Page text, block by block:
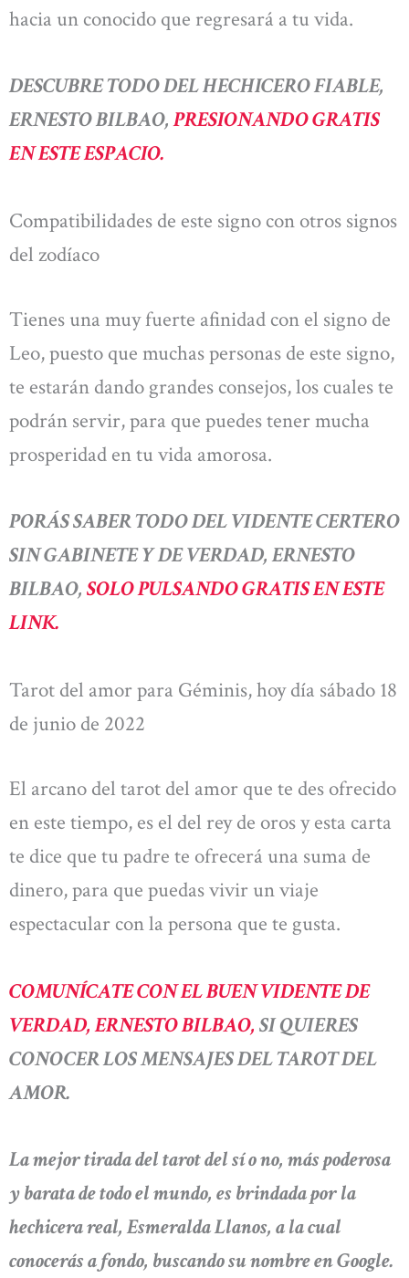
hacia un conocido que regresará a tu vida.
DESCUBRE TODO DEL HECHICERO FIABLE,
ERNESTO BILBAO,PRESIONANDO GRATIS
EN ESTE ESPACIO.
Compatibilidades de este signo con otros signos
del zodíaco
Tienes una muy fuerte afinidad con el signo de
Leo, puesto que muchas personas de este signo,
te estarán dando grandes consejos, los cuales te
podrán servir, para que puedes tener mucha
prosperidad en tu vida amorosa.
PORÁS SABER TODO DEL VIDENTE CERTERO
SIN GABINETE Y DE VERDAD, ERNESTO
BILBAO, SOLO PULSANDO GRATIS EN ESTE
LINK.
Tarot del amor para Géminis, hoy día sábado 18
de junio de 2022
El arcano del tarot del amor que te des ofrecido
en este tiempo, es el del rey de oros y esta carta
te dice que tu padre te ofrecerá una suma de
dinero, para que puedas vivir un viaje
espectacular con la persona que te gusta.
COMUNÍCATE CON EL BUEN VIDENTE DE
VERDAD, ERNESTO BILBAO, SI QUIERES
CONOCER LOS MENSAJES DEL TAROT DEL
AMOR.
La mejor tirada del tarot del sí o no, más poderosa
y barata de todo el mundo, es brindada por la
hechicera real, Esmeralda Llanos, a la cual
conocerás a fondo, buscando su nombre en Google.